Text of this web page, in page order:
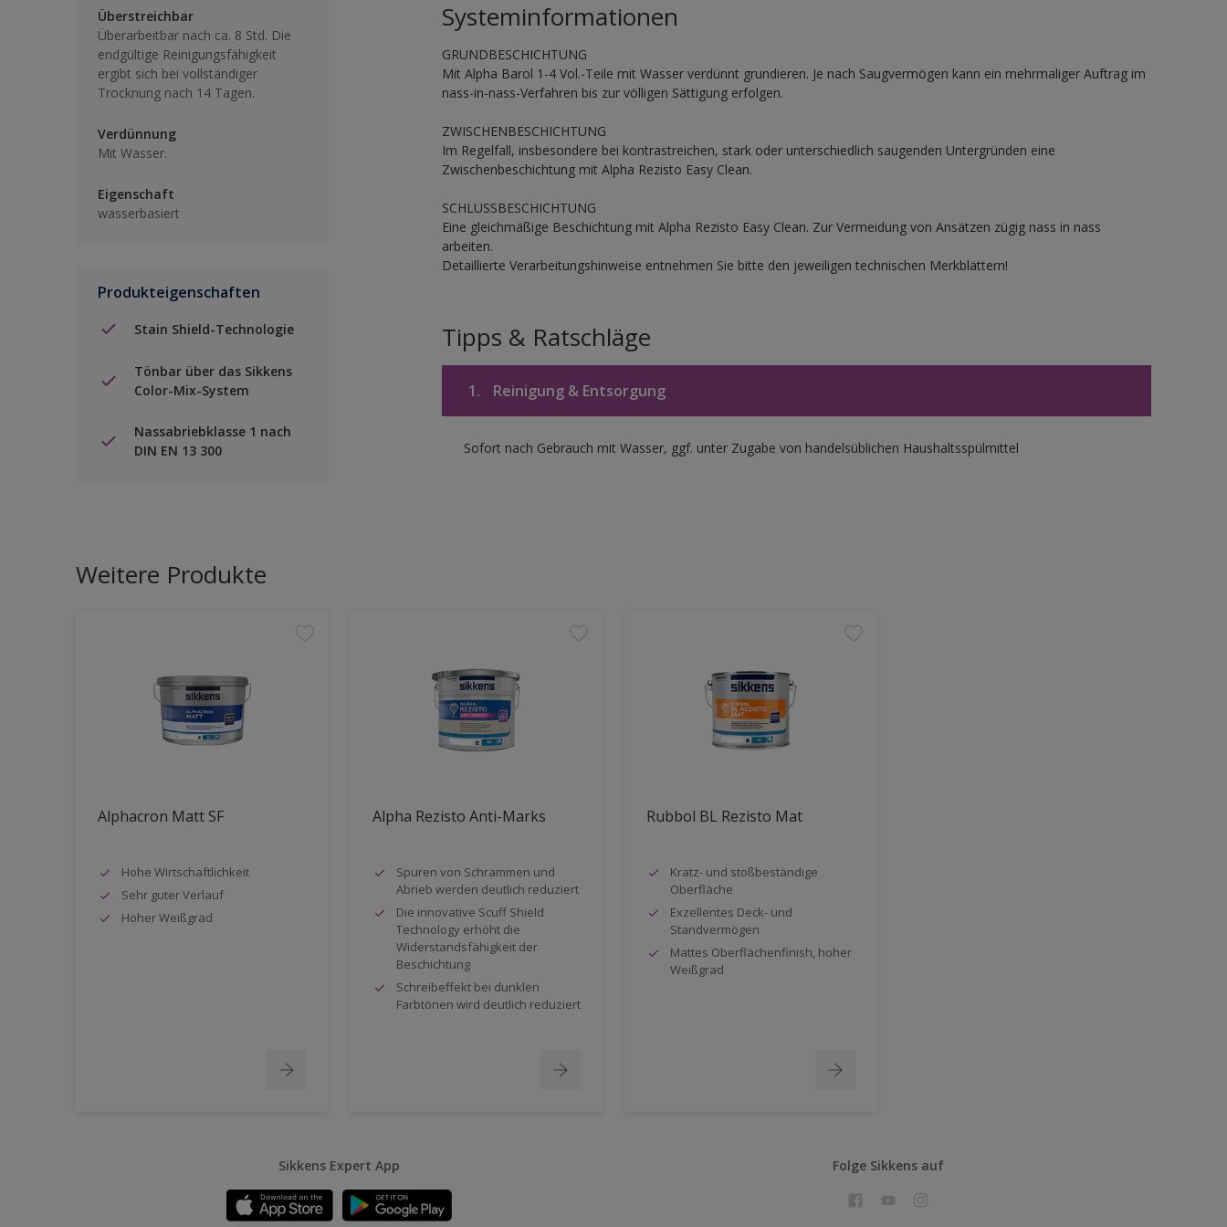
Überstreichbar
Überarbeitbar nach ca. 8 Std. Die
endgültige Reinigungsfähigkeit
ergibt sich bei vollständiger
Trocknung nach 14 Tagen.
Verdünnung
Mit Wasser.
Eigenschaft
wasserbasiert
Produkteigenschaften
Stain Shield-Technologie
Tönbar über das Sikkens
Color-Mix-System
Nassabriebklasse 1 nach
DIN EN 13 300
Systeminformationen
GRUNDBESCHICHTUNG
Mit Alpha Barol 1-4 Vol.-Teile mit Wasser verdünnt grundieren. Je nach Saugvermögen kann ein mehrmaliger Auftrag im
nass-in-nass-Verfahren bis zur völligen Sättigung erfolgen.
ZWISCHENBESCHICHTUNG
Im Regelfall, insbesondere bei kontrastreichen, stark oder unterschiedlich saugenden Untergründen eine
Zwischenbeschichtung mit Alpha Rezisto Easy Clean.
SCHLUSSBESCHICHTUNG
Eine gleichmäßige Beschichtung mit Alpha Rezisto Easy Clean. Zur Vermeidung von Ansätzen zügig nass in nass
arbeiten.
Detaillierte Verarbeitungshinweise entnehmen Sie bitte den jeweiligen technischen Merkblättern!
Tipps & Ratschläge
1. Reinigung & Entsorgung
Sofort nach Gebrauch mit Wasser, ggf. unter Zugabe von handelsüblichen Haushaltsspülmittel
Weitere Produkte
Alphacron Matt SF
Hohe Wirtschaftlichkeit
Sehr guter Verlauf
Hoher Weißgrad
Alpha Rezisto Anti-Marks
Spuren von Schrammen und
Abrieb werden deutlich reduziert
Die innovative Scuff Shield
Technology erhöht die
Widerstandsfähigkeit der
Beschichtung
Schreibeffekt bei dunklen
Farbtönen wird deutlich reduziert
Rubbol BL Rezisto Mat
Kratz- und stoßbeständige
Oberfläche
Exzellentes Deck- und
Standvermögen
Mattes Oberflächenfinish, hoher
Weißgrad
Sikkens Expert App Folge Sikkens auf